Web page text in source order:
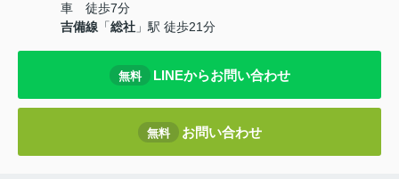
車 徒歩7分
吉備線 「総社 」駅 徒歩21分
無料 LINEからお問い合わせ
無料 お問い合わせ